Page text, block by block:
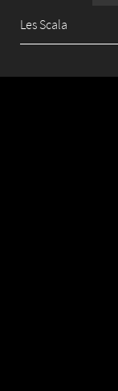
Les Scala